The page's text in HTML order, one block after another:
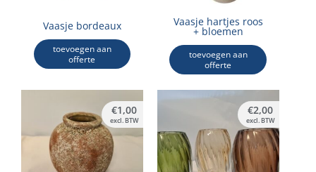
Vaasje bordeaux
toevoegen aan
offerte
Vaasje hartjes roos
+ bloemen
toevoegen aan
offerte
€1,00
excl. BTW
€2,00
excl. BTW